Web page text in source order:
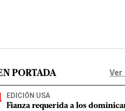
PORTADA Ver
EDICIÓN USA
Fianza requerida a los